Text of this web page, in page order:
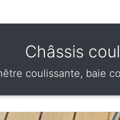
Châssis
coulissante, baie